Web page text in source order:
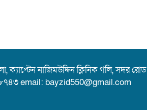
নাজিমউদ্দিন ক্লিনিক গলি, সদর রোড
email: bayzid550@gmail.com